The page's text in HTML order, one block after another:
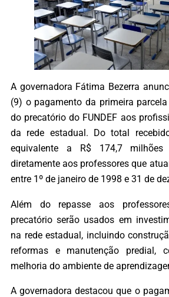
A governadora Fátima Bezerra
(9) o pagamento da primeira
do precatório do FUNDEF aos
da rede estadual. Do total
equivalente a R$ 174,7
diretamente aos professores que
entre 1º de janeiro de 1998 e 31 de
Além do repasse aos
precatório serão usados em
na rede estadual, incluindo
reformas e manutenção predial,
melhoria do ambiente de
A governadora destacou que o